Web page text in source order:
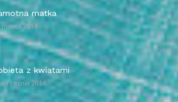
matka
marca 2014
z kwiatami
września 2014